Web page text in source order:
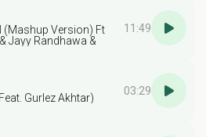
(Mashup Version) Ft
Jayy Randhawa &
11:49
Gurlez Akhtar)
03:29